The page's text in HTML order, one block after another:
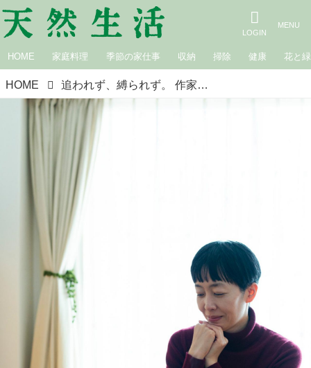
HOME 家庭料理 季節の家仕事 収納 掃除 健康 花と緑
HOME 追われず、縛られず。 作家・小川糸さん、軽やかに暮らす5つのルール